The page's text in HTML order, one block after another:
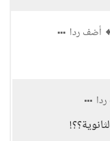
أضف ردا